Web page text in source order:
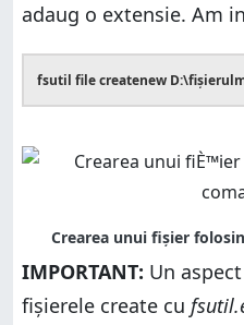
adaug o extensie. Am
fsutil file createnew
IMPORTANT: Un
fișierele create cu